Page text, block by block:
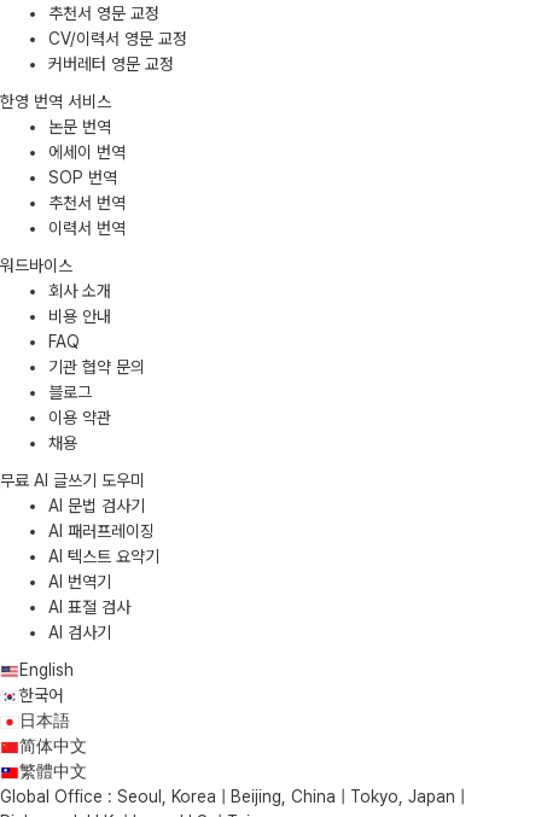
추천서 영문 교정
CV/이력서 영문 교정
커버레터 영문 교정
한영 번역 서비스
논문 번역
에세이 번역
SOP 번역
추천서 번역
이력서 번역
워드바이스
회사 소개
비용 안내
FAQ
기관 협약 문의
블로그
이용 약관
채용
무료 AI 글쓰기 도우미
AI 문법 검사기
AI 패러프레이징
AI 텍스트 요약기
AI 번역기
AI 표절 검사
AI 검사기
English
한국어
日本語
简体中文
繁體中文
Global Office : Seoul, Korea | Beijing, China | Tokyo, Japan |